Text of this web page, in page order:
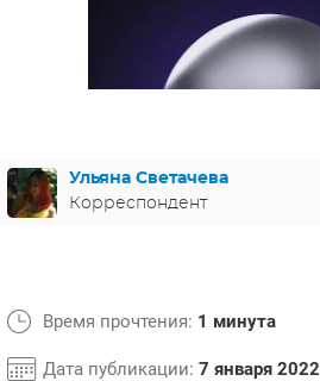
ФРАНЦИЯ
Ульяна Светачева
Корреспондент
Время прочтения: 1 минута
Дата публикации: 7 января 2022